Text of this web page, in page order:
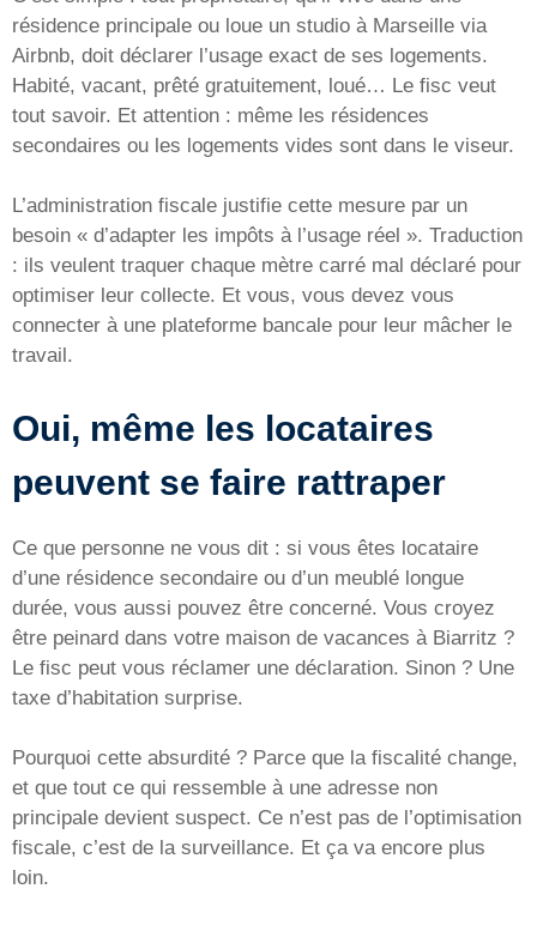
résidence principale ou loue un studio à Marseille via
Airbnb, doit déclarer l’usage exact de ses logements.
Habité, vacant, prêté gratuitement, loué… Le fisc veut
tout savoir. Et attention : même les résidences
secondaires ou les logements vides sont dans le viseur.
L’administration fiscale justifie cette mesure par un
besoin « d’adapter les impôts à l’usage réel ». Traduction
: ils veulent traquer chaque mètre carré mal déclaré pour
optimiser leur collecte. Et vous, vous devez vous
connecter à une plateforme bancale pour leur mâcher le
travail.
Oui, même les locataires
peuvent se faire rattraper
Ce que personne ne vous dit : si vous êtes locataire
d’une résidence secondaire ou d’un meublé longue
durée, vous aussi pouvez être concerné. Vous croyez
être peinard dans votre maison de vacances à Biarritz ?
Le fisc peut vous réclamer une déclaration. Sinon ? Une
taxe d’habitation surprise.
Pourquoi cette absurdité ? Parce que la fiscalité change,
et que tout ce qui ressemble à une adresse non
principale devient suspect. Ce n’est pas de l’optimisation
fiscale, c’est de la surveillance. Et ça va encore plus
loin.